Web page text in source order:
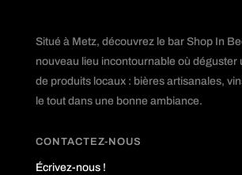
Situé à Metz, découvrez le bar Shop In
nouveau lieu incontournable où déguster
de produits locaux : bières artisanales,
le tout dans une bonne ambiance.
CONTACTEZ-NOUS
Écrivez-nous !